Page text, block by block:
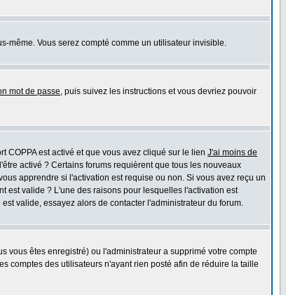
même. Vous serez compté comme un utilisateur invisible.
mot de passe, puis suivez les instructions et vous devriez pouvoir
COPPA est activé et que vous avez cliqué sur le lien J'ai moins de
activé ? Certains forums requièrent que tous les nouveaux
apprendre si l'activation est requise ou non. Si vous avez reçu un
est valide ? L'une des raisons pour lesquelles l'activation est
valide, essayez alors de contacter l'administrateur du forum.
vous êtes enregistré) ou l'administrateur a supprimé votre compte
comptes des utilisateurs n'ayant rien posté afin de réduire la taille